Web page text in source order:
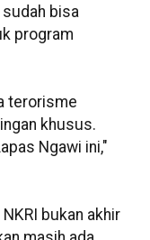
bisa
program
terorisme
khusus.
Ngawi ini,"
bukan akhir